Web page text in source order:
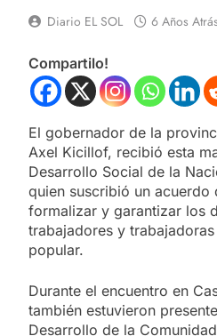
Diario EL SOL 6 Años Atrás
Compartilo!
El gobernador de la
Axel Kicillof, recibió esta
Desarrollo Social de la
quien suscribió un acuerdo
formalizar y garantizar los
trabajadores y
popular.
Durante el encuentro en
también estuvieron
Desarrollo de la